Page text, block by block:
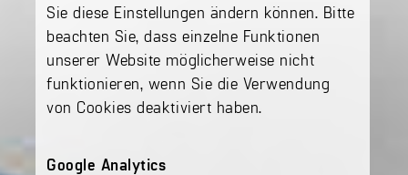
Sie diese Einstellungen ändern können. Bitte
beachten Sie, dass einzelne Funktionen
unserer Website möglicherweise nicht
funktionieren, wenn Sie die Verwendung
von Cookies deaktiviert haben.
Google Analytics